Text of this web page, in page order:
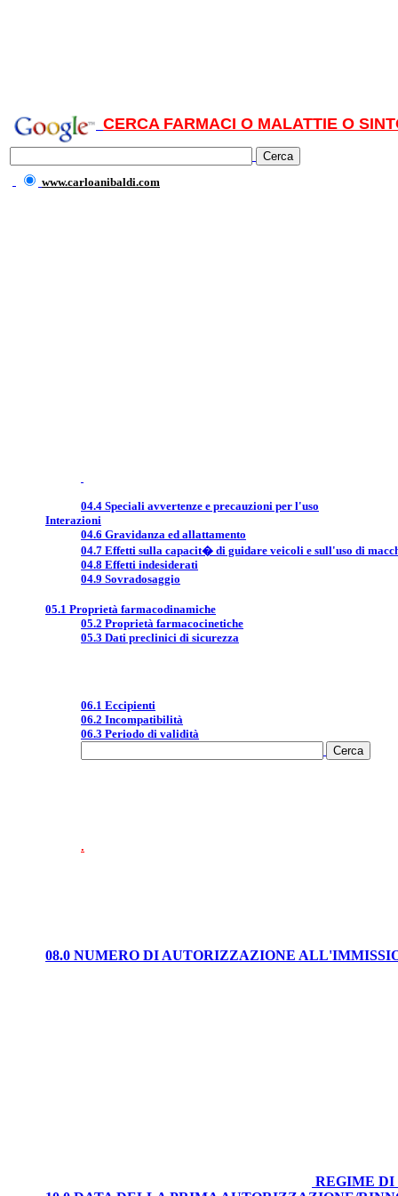
CERCA FARMACI O MALATTIE O
www.carloanibaldi.com
04.4 Speciali avvertenze e precauzioni per l'uso
Interazioni
04.6 Gravidanza ed allattamento
04.7 Effetti sulla capacit� di guidare veicoli e sull'uso di
04.8 Effetti indesiderati
04.9 Sovradosaggio
05.1 Proprietà farmacodinamiche
05.2 Proprietà farmacocinetiche
05.3 Dati preclinici di sicurezza
06.1 Eccipienti
06.2 Incompatibilità
06.3 Periodo di validità
.
08.0 NUMERO DI AUTORIZZAZIONE
REGIME DI